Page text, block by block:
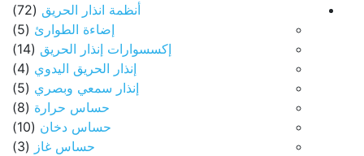
أنظمة انذار الحريق (72)
إضاءة الطوارئ (5)
إكسسوارات إنذار الحريق (14)
إنذار الحريق اليدوي (4)
إنذار سمعي وبصري (5)
حساس حرارة (8)
حساس دخان (10)
حساس غاز (3)